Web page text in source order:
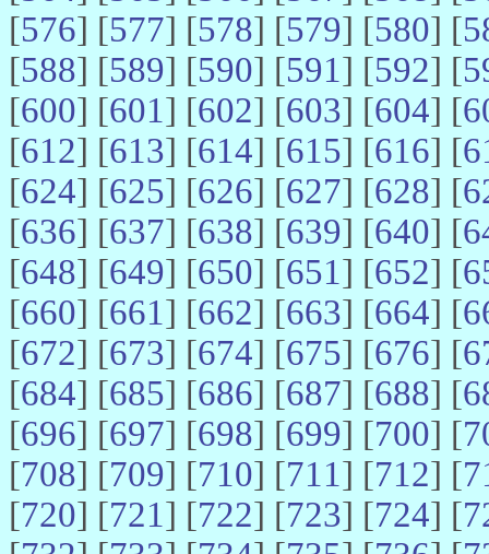
[576] [577] [578] [579] [580] [
[588] [589] [590] [591] [592] [
[600] [601] [602] [603] [604] [
[612] [613] [614] [615] [616] [
[624] [625] [626] [627] [628] [
[636] [637] [638] [639] [640] [
[648] [649] [650] [651] [652] [
[660] [661] [662] [663] [664] [
[672] [673] [674] [675] [676] [
[684] [685] [686] [687] [688] [
[696] [697] [698] [699] [700] [
[708] [709] [710] [711] [712] [
[720] [721] [722] [723] [724] [